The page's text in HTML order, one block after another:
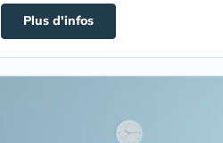
Plus d'infos